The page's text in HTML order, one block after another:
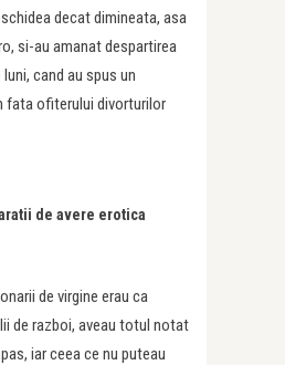
decat dimineata, asa
si-au amanat despartirea
cand au spus un
fata ofiterului divorturilor
de avere erotica
de virgine erau ca
de razboi, aveau totul notat
iar ceea ce nu puteau